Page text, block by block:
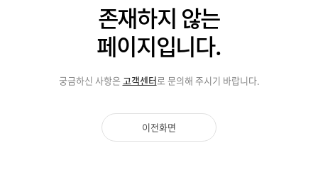
존재하지 않는
페이지입니다.
궁금하신 사항은 고객센터로 문의해 주시기 바랍니다.
이전화면